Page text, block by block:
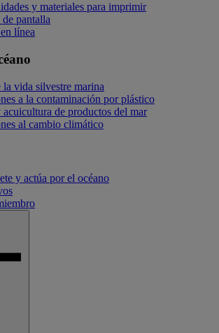
y materiales para imprimir
pantalla
línea
la vida silvestre marina
a la contaminación por plástico
acuicultura de productos del mar
al cambio climático
y actúa por el océano